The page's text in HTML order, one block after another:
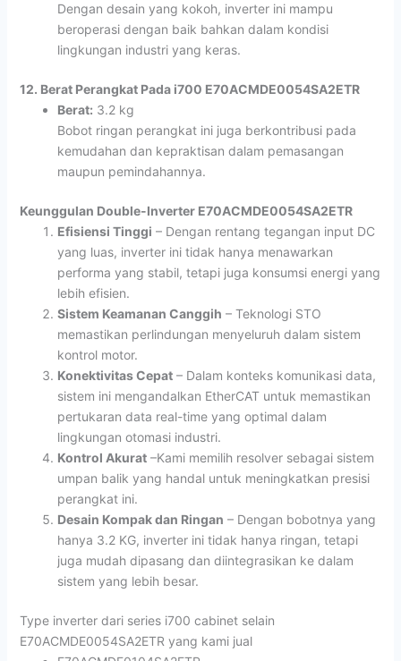
Dengan desain yang kokoh, inverter ini mampu
beroperasi dengan baik bahkan dalam kondisi
lingkungan industri yang keras.
12. Berat Perangkat Pada i700 E70ACMDE0054SA2ETR
Berat: 3.2 kg
Bobot ringan perangkat ini juga berkontribusi pada
kemudahan dan kepraktisan dalam pemasangan
maupun pemindahannya.
Keunggulan Double-Inverter E70ACMDE0054SA2ETR
Efisiensi Tinggi – Dengan rentang tegangan input DC
yang luas, inverter ini tidak hanya menawarkan
performa yang stabil, tetapi juga konsumsi energi yang
lebih efisien.
Sistem Keamanan Canggih – Teknologi STO
memastikan perlindungan menyeluruh dalam sistem
kontrol motor.
Konektivitas Cepat– Dalam konteks komunikasi data,
sistem ini mengandalkan EtherCAT untuk memastikan
pertukaran data real-time yang optimal dalam
lingkungan otomasi industri.
Kontrol Akurat–Kami memilih resolver sebagai sistem
umpan balik yang handal untuk meningkatkan presisi
perangkat ini.
Desain Kompak dan Ringan – Dengan bobotnya yang
hanya 3.2 KG, inverter ini tidak hanya ringan, tetapi
juga mudah dipasang dan diintegrasikan ke dalam
sistem yang lebih besar.
Type inverter dari series i700 cabinet selain
E70ACMDE0054SA2ETR yang kami jual